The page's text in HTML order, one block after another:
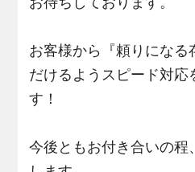
お客様から『頼りになる
だけるようスピード対応
す！
今後ともお付き合いの程